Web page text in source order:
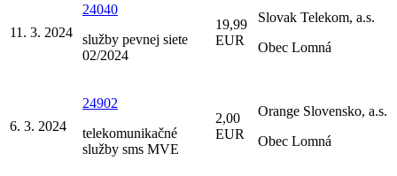
11. 3. 2024
24040
služby pevnej siete
02/2024
19,99
EUR
Slovak Telekom, a.s.
Obec Lomná
6. 3. 2024
24902
telekomunikačné
služby sms MVE
2,00
EUR
Orange Slovensko, a.s.
Obec Lomná